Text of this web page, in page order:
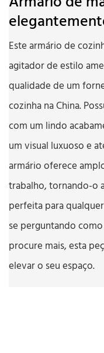
Este armário de
agitador de estilo
qualidade de um
cozinha na China.
com um lindo
um visual luxuoso e
armário oferece
trabalho, tornando-o
perfeita para
se perguntando
procure mais, esta
elevar o seu espaço.